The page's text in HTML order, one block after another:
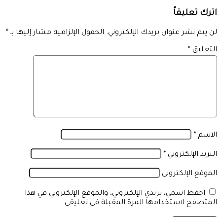
اترك تعليقاً
لن يتم نشر عنوان بريدك الإلكتروني. الحقول الإلزامية مشار إليها بـ *
التعليق *
الاسم *
البريد الإلكتروني *
الموقع الإلكتروني
احفظ اسمي، بريدي الإلكتروني، والموقع الإلكتروني في هذا
المتصفح لاستخدامها المرة المقبلة في تعليقي.